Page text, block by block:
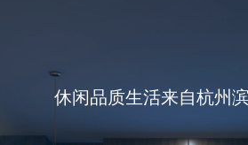
休闲品质生活来自杭州